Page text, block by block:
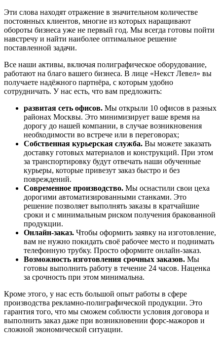
Эти слова находят отражение в значительном количестве
постоянных клиентов, многие из которых наращивают
обороты бизнеса уже не первый год. Мы всегда готовы пойти
навстречу и найти наиболее оптимальное решение
поставленной задачи.
Все наши активы, включая полиграфическое оборудование,
работают на благо вашего бизнеса. В лице «Некст Левел» вы
получаете надёжного партнёра, с которым удобно
сотрудничать. У нас есть, что вам предложить:
развитая сеть офисов. Мы открыли 10 офисов в разных
районах Москвы. Это минимизирует ваше время на
дорогу до нашей компании, в случае возникновения
необходимости во встрече или в переговорах;
Собственная курьерская служба. Вы можете заказать
доставку готовых материалов и конструкций. При этом
за транспортировку будут отвечать наши обученные
курьеры, которые привезут заказ быстро и без
повреждений.
Современное производство. Мы оснастили свои цеха
дорогими автоматизированными станками. Это
решение позволяет выполнять заказы в кратчайшие
сроки и с минимальным риском получения бракованной
продукции.
Онлайн-заказ. Чтобы оформить заявку на изготовление,
вам не нужно покидать своё рабочее место и поднимать
телефонную трубку. Просто оформите онлайн-заказ.
Возможность изготовления срочных заказов. Мы
готовы выполнить работу в течение 24 часов. Наценка
за срочность при этом минимальна.
Кроме этого, у нас есть большой опыт работы в сфере
производства рекламно-полиграфической продукции. Это
гарантия того, что мы сможем соблюсти условия договора и
выполнить заказ даже при возникновении форс-мажоров и
сложной экономической ситуации.